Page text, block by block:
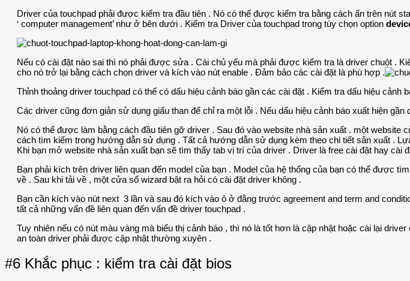
Driver của touchpad phải được kiểm tra đầu tiên . Nó có thể được kiểm tra bằng cách ấn trên nút
‘ computer management’ như ở bên dưới . Kiểm tra Driver của touchpad trong tùy chọn option
Nếu có cài đặt nào sai thì nó phải được sửa . Cái chủ yếu mà phải được kiểm tra là driver chuột .
cho nó trở lại bằng cách chọn driver và kích vào nút enable . Đảm bảo các cài đặt là phù hợp .
Thỉnh thoảng driver touchpad có thể có dấu hiệu cảnh báo gần các cài đặt . Kiểm tra dấu hiệu
Các driver cũng đơn giản sử dụng giấu than để chỉ ra một lỗi . Nếu dấu hiệu cảnh báo xuất hiện
Nó có thể được làm bằng cách đầu tiên gỡ driver . Sau đó vào website nhà sản xuất . một website
cách tìm kiếm trong hướng dẫn sử dụng . Tất cả hướng dẫn sử dụng kèm theo chi tiết sản xuất .
Khi bạn mở website nhà sản xuất bạn sẽ tìm thấy tab vị trí của driver . Driver là free cài đặt hay cài
Bạn phải kích trên driver liên quan đến model của bạn . Model của hệ thống của bạn có thể được
về . Sau khi tải về , một cửa sổ wizard bật ra hỏi có cài đặt driver không .
Bạn cần kích vào nút next 3 lần và sau đó kích vào ô ở đằng trước agreement and term and
tất cả những vấn đề liên quan đến vấn đề driver touchpad .
Tuy nhiên nếu có nút màu vàng mà biểu thị cảnh báo , thì nó là tốt hơn là cập nhật hoặc cài lại
an toàn driver phải được cập nhật thường xuyên .
#6 Khắc phục : kiểm tra cài đặt bios